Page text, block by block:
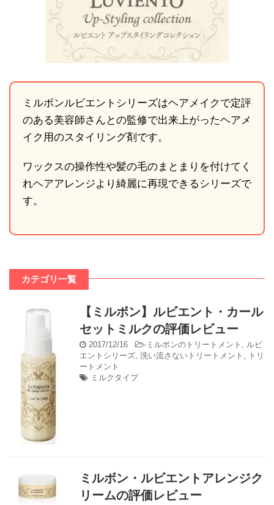
ミルボンルビエントシリーズはヘアメイクで定評
のある美容師さんとの監修で出来上がったヘアメ
イク用のスタイリング剤です。
ワックスの操作性や髪の毛のまとまりを付けてく
れヘアアレンジより綺麗に再現できるシリーズで
す。
カテゴリ一覧
【ミルボン】ルビエント・カール
セットミルクの評価レビュー
2017/12/16 - ミルボンのトリートメント
ルビ
エントシリーズ 洗い流さないトリートメント
トリ
ートメント
ミルクタイプ
ミルボン・ルビエントアレンジク
リームの評価レビュー